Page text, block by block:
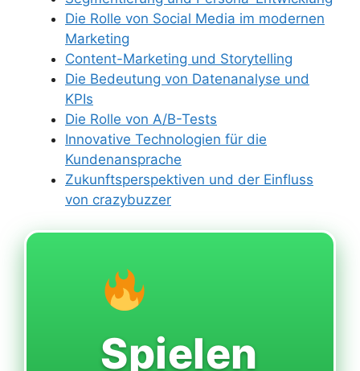
Die Rolle von Social Media im modernen
Marketing
Content-Marketing und Storytelling
Die Bedeutung von Datenanalyse und
KPIs
Die Rolle von A/B-Tests
Innovative Technologien für die
Kundenansprache
Zukunftsperspektiven und der Einfluss
von crazybuzzer
Spielen